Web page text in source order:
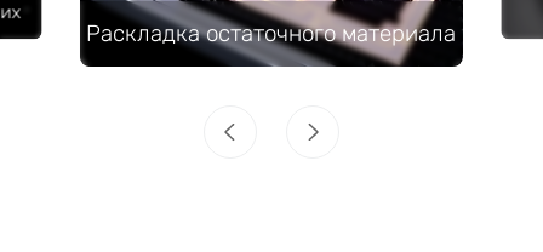
Раскладка остаточного материала